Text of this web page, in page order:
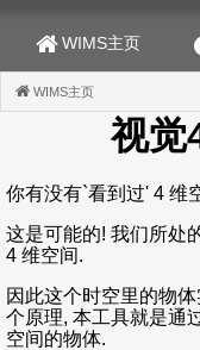
WIMS主页
WIMS主页
视觉
你有没有`看到过' 4 维
这是可能的! 我们所处
4 维空间.
因此这个时空里的物
个原理, 本工具就是通
空间的物体.